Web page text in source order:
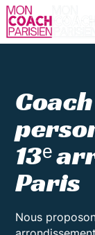
13ᵉ
Paris
Nous